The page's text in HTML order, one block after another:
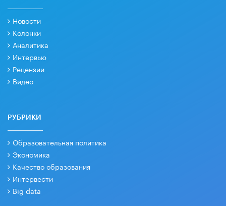
Новости
Колонки
Аналитика
Интервью
Рецензии
Видео
РУБРИКИ
Образовательная политика
Экономика
Качество образования
Интервести
Big data